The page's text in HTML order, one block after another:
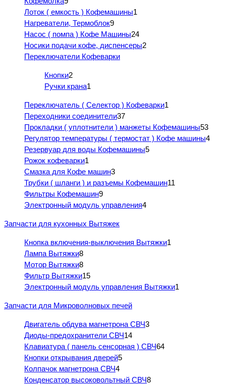
Лоток ( емкость ) Кофемашины1
Нагреватели, Термоблок9
Насос ( помпа ) Кофе Машины24
Носики подачи кофе, диспенсеры2
Переключатели Кофеварки
Кнопки2
Ручки крана1
Переключатель ( Селектор ) Кофеварки1
Переходники соединители37
Прокладки ( уплотнители ) манжеты Кофемашины53
Регулятор температуры ( термостат ) Кофе машины4
Резервуар для воды Кофемашины5
Рожок кофеварки1
Смазка для Кофе машин3
Трубки ( шланги ) и разъемы Кофемашин11
Фильтры Кофемашин9
Электронный модуль управления4
Запчасти для кухонных Вытяжек
Кнопка включения-выключения Вытяжки1
Лампа Вытяжки8
Мотор Вытяжки8
Фильтр Вытяжки15
Электронный модуль управления Вытяжки1
Запчасти для Микроволновых печей
Двигатель обдува магнетрона СВЧ3
Диоды-предохранители СВЧ14
Клавиатура ( панель сенсорная ) СВЧ64
Кнопки открывания дверей5
Колпачок магнетрона СВЧ4
Конденсатор высоковольтный СВЧ8